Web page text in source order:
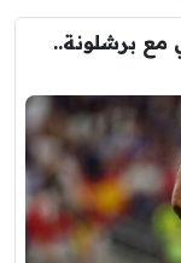
برشلونة..